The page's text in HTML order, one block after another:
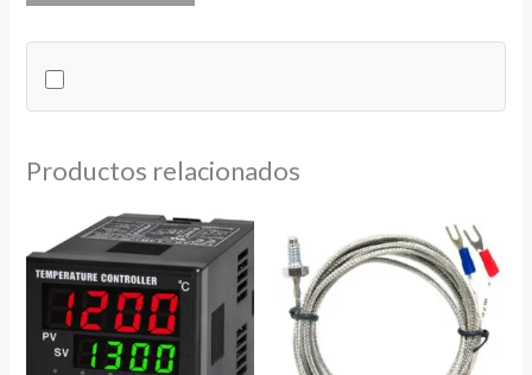
cantidad
Productos relacionados